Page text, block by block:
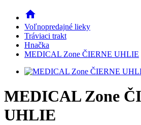
home
Voľnopredajné lieky
Tráviaci trakt
Hnačka
MEDICAL Zone ČIERNE UHLIE
MEDICAL Zone
UHLIE